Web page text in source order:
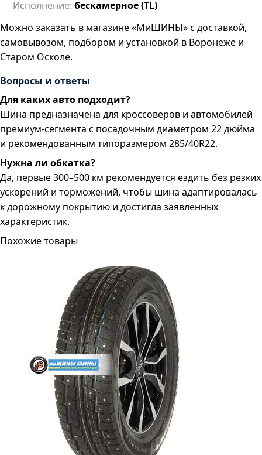
Исполнение: бескамерное (TL)
Можно заказать в магазине «МиШИНЫ» с доставкой,
самовывозом, подбором и установкой в Воронеже и
Старом Осколе.
Вопросы и ответы
Для каких авто подходит?
Шина предназначена для кроссоверов и автомобилей
премиум-сегмента с посадочным диаметром 22 дюйма
и рекомендованным типоразмером 285/40R22.
Нужна ли обкатка?
Да, первые 300–500 км рекомендуется ездить без резких
ускорений и торможений, чтобы шина адаптировалась
к дорожному покрытию и достигла заявленных
характеристик.
Похожие товары